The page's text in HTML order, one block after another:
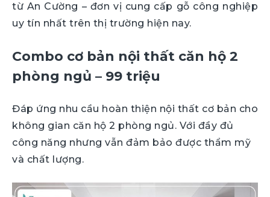
từ An Cường – đơn vị cung cấp gỗ công nghiệp
uy tín nhất trên thị trường hiện nay.
Combo cơ bản nội thất căn hộ 2
phòng ngủ – 99 triệu
Đáp ứng nhu cầu hoàn thiện nội thất cơ bản cho
không gian căn hộ 2 phòng ngủ. Với đầy đủ
công năng nhưng vẫn đảm bảo được thẩm mỹ
và chất lượng.